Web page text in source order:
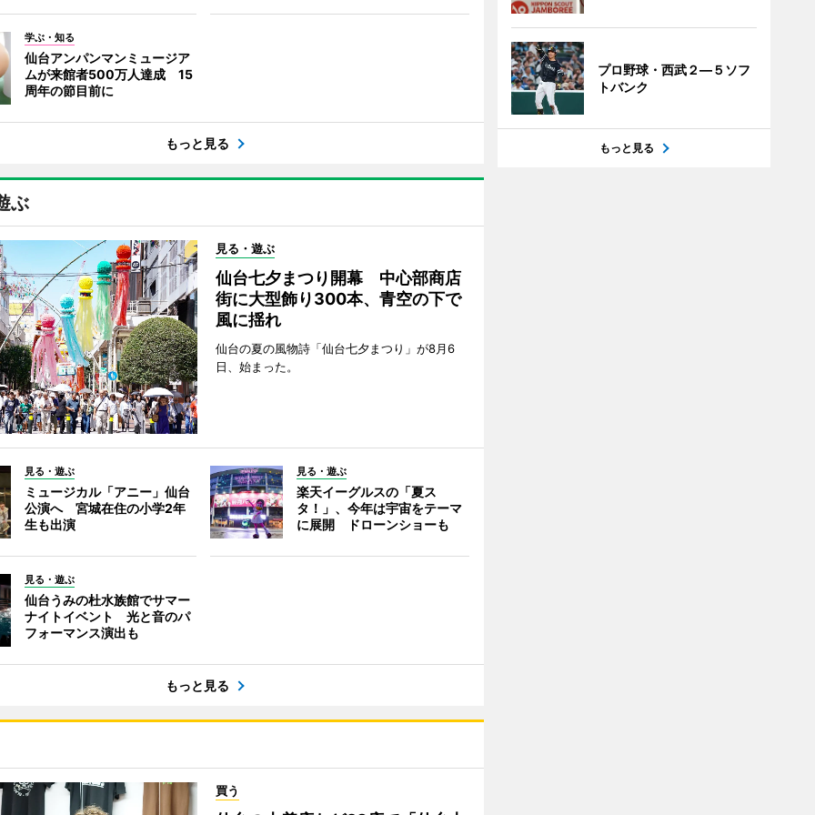
学ぶ・知る
仙台アンパンマンミュージア
ムが来館者500万人達成 15
周年の節目前に
もっと見る
ぶ
見る・遊ぶ
仙台七夕まつり開幕 中心部商店
街に大型飾り300本、青空の下で
風に揺れ
仙台の夏の風物詩「仙台七夕まつり」が8月6
日、始まった。
見る・遊ぶ
ミュージカル「アニー」仙台
公演へ 宮城在住の小学2年
生も出演
見る・遊ぶ
楽天イーグルスの「夏ス
タ！」、今年は宇宙をテーマ
に展開 ドローンショーも
見る・遊ぶ
仙台うみの杜水族館でサマー
ナイトイベント 光と音のパ
フォーマンス演出も
もっと見る
買う
プロ野球・西武２―５ソフ
トバンク
もっと見る